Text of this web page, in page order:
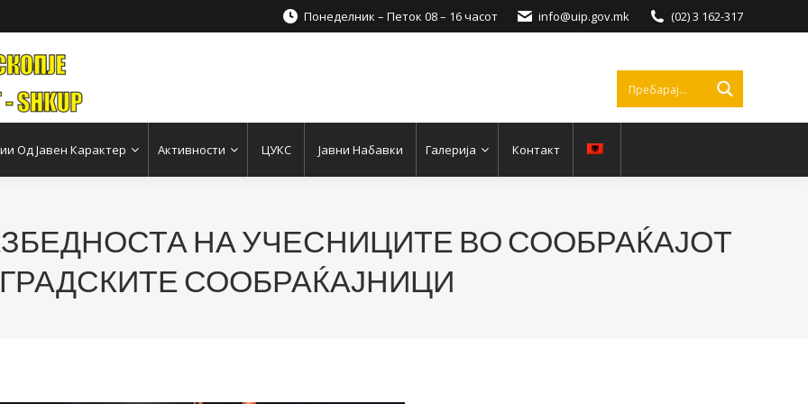
Понеделник – Петок 08 – 16 часот info@uip.gov.mk (02) 3 162-317
Од Јавен Карактер Активности ЦУКС Јавни Набавки Галерија Контакт
НА УЧЕСНИЦИТЕ ВО СООБРАЌАЈОТ
СООБРАЌАЈНИЦИ